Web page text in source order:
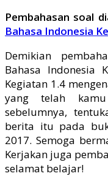
Pembahasan soal
Bahasa Indonesia
Demikian
Bahasa Indonesia
Kegiatan 1.4
yang telah
sebelumnya,
berita itu pada
2017. Semoga
Kerjakan juga
selamat belajar!